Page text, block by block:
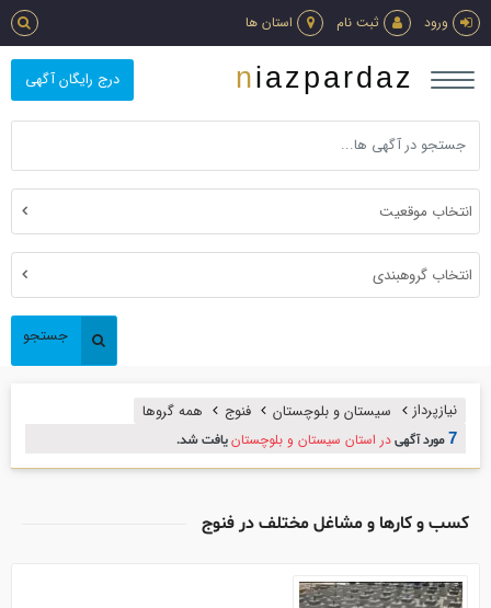
ورود ثبت نام استان ها
درج رایگان آگهی niazpardaz
انتخاب موقعیت
انتخاب گروهبندی
جستجو
نیازپرداز سیستان و بلوچستان فنوج همه گروها
7 مورد آگهیدر استان سیستان و بلوچستانیافت شد.
کسب و کارها و مشاغل مختلف در فنوج